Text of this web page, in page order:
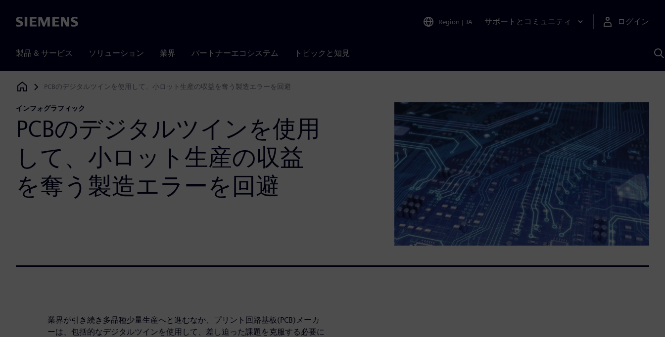
Siemens Region | JA サポートとコミュニティ ログイン
製品 & サービス ソリューション 業界 パートナーエコシステム トピックと知見
Siemens Digital Industries Software
PCBのデジタルツインを使用して、小ロット生産の収益を奪う製造エラーを回避
インフォグラフィック
PCBのデジタルツインを使用
して、小ロット生産の収益
を奪う製造エラーを回避
業界が引き続き多品種少量生産へと進むなか、プリント回路基板(PCB)メーカ
ーは、包括的なデジタルツインを使用して、差し迫った課題を克服する必要に